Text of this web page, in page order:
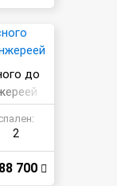
до
2
88 700